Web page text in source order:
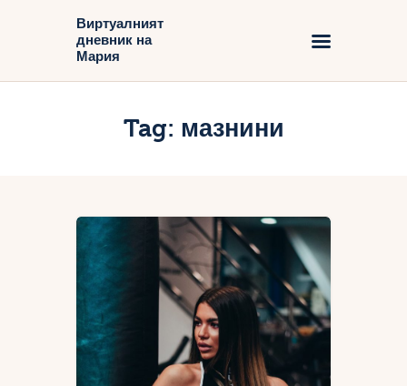
Виртуалният
дневник на
Мария
Tag: мазнини
Виртуалният дневник на Мария